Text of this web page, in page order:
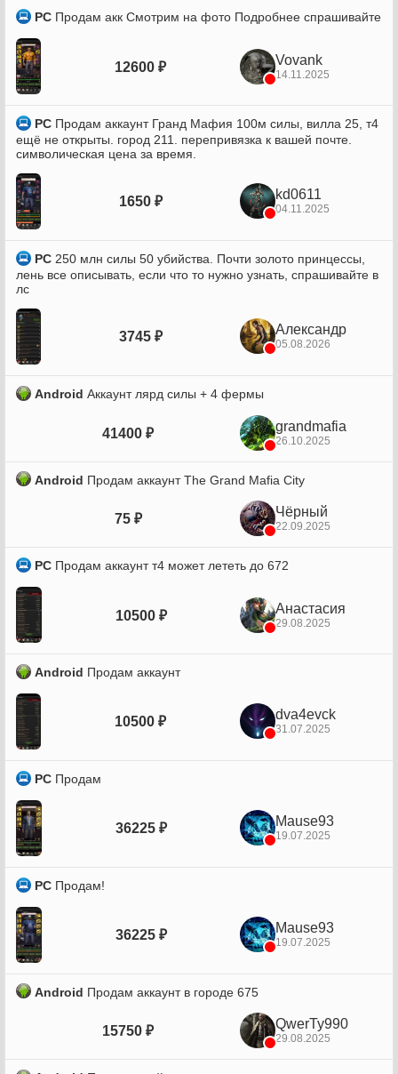
PC Продам акк Смотрим на фото Подробнее спрашивайте
12600 ₽ Vovank
14.11.2025
PC Продам аккаунт Гранд Мафия 100м силы, вилла 25, т4
ещё не открыты. город 211. перепривязка к вашей почте.
символическая цена за время.
1650 ₽ kd0611
04.11.2025
PC 250 млн силы 50 убийства. Почти золото принцессы,
лень все описывать, если что то нужно узнать, спрашивайте в
лс
3745 ₽ Александр
05.08.2026
Android Аккаунт лярд силы + 4 фермы
41400 ₽ grandmafia
26.10.2025
Android Продам аккаунт The Grand Mafia City
75 ₽ Чёрный
22.09.2025
PC Продам аккаунт т4 может лететь до 672
10500 ₽ Анастасия
29.08.2025
Android Продам аккаунт
10500 ₽ dva4evck
31.07.2025
PC Продам
36225 ₽ Mause93
19.07.2025
PC Продам!
36225 ₽ Mause93
19.07.2025
Android Продам аккаунт в городе 675
15750 ₽ QwerTy990
29.08.2025